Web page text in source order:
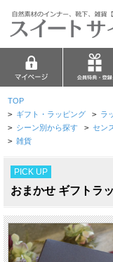
TOP
> ギフト・ラッピング > ラ
> シーン別から探す > セン
> 雑貨
PICK UP
おまかせ ギフトラ